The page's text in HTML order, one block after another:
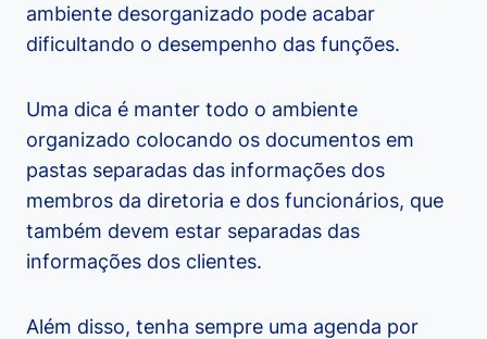
ambiente desorganizado pode acabar
dificultando o desempenho das funções.
Uma dica é manter todo o ambiente
organizado colocando os documentos em
pastas separadas das informações dos
membros da diretoria e dos funcionários, que
também devem estar separadas das
informações dos clientes.
Além disso, tenha sempre uma agenda por